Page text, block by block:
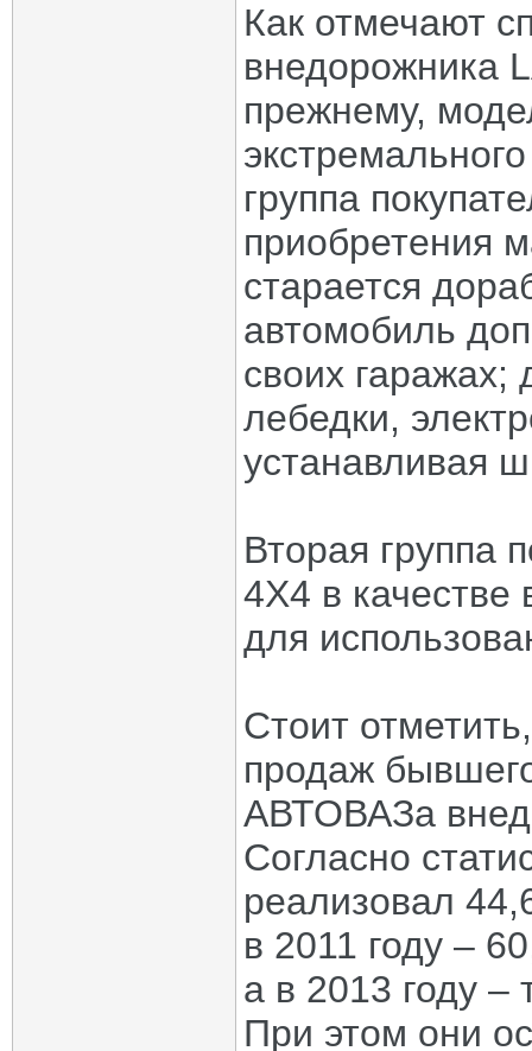
Как отмечают
внедорожника
прежнему,
группа
приобретения
старается
автомобиль
своих гаражах;
лебедки,
устанавливая
Вторая группа
4X4 в качестве
для
Стоит
продаж
АВТОВАЗа
Согласно
реализовал
в 2011 году –
а в 2013 году –
При этом они